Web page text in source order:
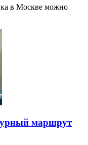
в Москве можно
маршрут